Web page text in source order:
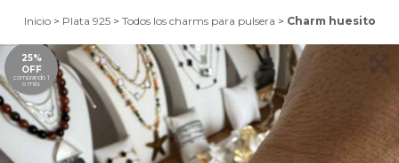
Inicio > Plata 925 > Todos los charms para pulsera > Charm huesito
25%
OFF
comprando 1
o más